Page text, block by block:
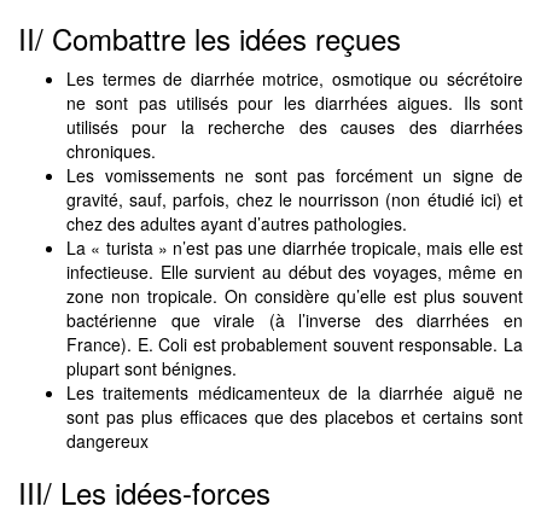
II/ Combattre les idées reçues
Les termes de diarrhée motrice, osmotique ou sécrétoire
ne sont pas utilisés pour les diarrhées aigues. Ils sont
utilisés pour la recherche des causes des diarrhées
chroniques.
Les vomissements ne sont pas forcément un signe de
gravité, sauf, parfois, chez le nourrisson (non étudié ici) et
chez des adultes ayant d’autres pathologies.
La « turista » n’est pas une diarrhée tropicale, mais elle est
infectieuse. Elle survient au début des voyages, même en
zone non tropicale. On considère qu’elle est plus souvent
bactérienne que virale (à l’inverse des diarrhées en
France). E. Coli est probablement souvent responsable. La
plupart sont bénignes.
Les traitements médicamenteux de la diarrhée aiguë ne
sont pas plus efficaces que des placebos et certains sont
dangereux
III/ Les idées-forces